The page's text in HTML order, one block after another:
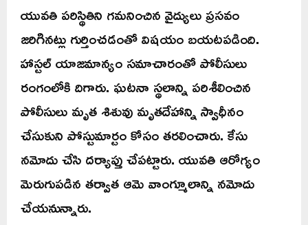
యువతి పరిస్థితిని గమనించిన వైద్యులు ప్రసవం
జరిగినట్లు గుర్తించడంతో విషయం బయటపడింది.
హాస్టల్‌ యాజమాన్యం సమాచారంతో పోలీసులు
రంగంలోకి దిగారు. ఘటనా స్థలాన్ని పరిశీలించిన
పోలీసులు మృత శిశువు మృతదేహాన్ని స్వాధీనం
చేసుకుని పోస్టుమార్టం కోసం తరలించారు. కేసు
నమోదు చేసి దర్యాప్తు చేపట్టారు. యువతి ఆరోగ్యం
మెరుగుపడిన తర్వాత ఆమె వాంగ్మూలాన్ని నమోదు
చేయనున్నారు.